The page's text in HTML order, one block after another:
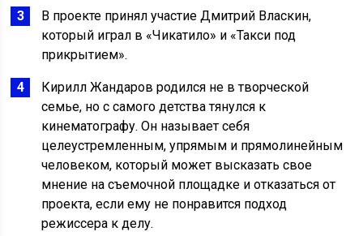
В проекте принял участие Дмитрий Власкин,
который играл в «Чикатило» и «Такси под
прикрытием».
Кирилл Жандаров родился не в творческой
семье, но с самого детства тянулся к
кинематографу. Он называет себя
целеустремленным, упрямым и прямолинейным
человеком, который может высказать свое
мнение на съемочной площадке и отказаться от
проекта, если ему не понравится подход
режиссера к делу.